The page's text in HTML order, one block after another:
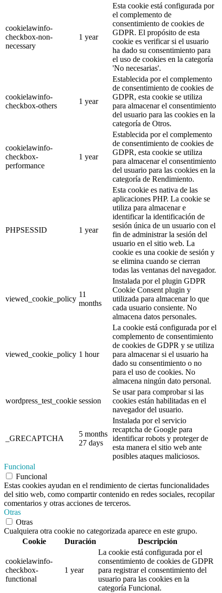
cookielawinfo-
checkbox-non-
necessary
1 year
Esta cookie está configurada por
el complemento de
consentimiento de cookies de
GDPR. El propósito de esta
cookie es verificar si el usuario
ha dado su consentimiento para
el uso de cookies en la categoría
'No necesarias'.
cookielawinfo-
checkbox-others
1 year
Establecida por el complemento
de consentimiento de cookies de
GDPR, esta cookie se utiliza
para almacenar el consentimiento
del usuario para las cookies en la
categoría de Otros.
cookielawinfo-
checkbox-
performance
1 year
Establecida por el complemento
de consentimiento de cookies de
GDPR, esta cookie se utiliza
para almacenar el consentimiento
del usuario para las cookies en la
categoría de Rendimiento.
PHPSESSID 1 year
Esta cookie es nativa de las
aplicaciones PHP. La cookie se
utiliza para almacenar e
identificar la identificación de
sesión única de un usuario con el
fin de administrar la sesión del
usuario en el sitio web. La
cookie es una cookie de sesión y
se elimina cuando se cierran
todas las ventanas del navegador.
viewed_cookie_policy
11
months
Instalada por el plugin GDPR
Cookie Consent plugin y
utilizada para almacenar lo que
cada usuario consiente. No
almacena datos personales.
viewed_cookie_policy 1 hour
La cookie está configurada por el
complemento de consentimiento
de cookies de GDPR y se utiliza
para almacenar si el usuario ha
dado su consentimiento o no
para el uso de cookies. No
almacena ningún dato personal.
wordpress_test_cookie session
Se usar para comprobar si las
cookies están habilitadas en el
navegador del usuario.
_GRECAPTCHA
5 months
27 days
Instalada por el servicio
recaptcha de Google para
identificar robots y proteger de
esta manera el sitio web ante
posibles ataques maliciosos.
Funcional
Funcional
Estas cookies ayudan en el rendimiento de ciertas funcionalidades
del sitio web, como compartir contenido en redes sociales, recopilar
comentarios y otras acciones de terceros.
Otras
Otras
Cualquiera otra cookie no categorizada aparece en este grupo.
Cookie
Duración Descripción
cookielawinfo-
checkbox-
functional
1 year
La cookie está configurada por el
consentimiento de cookies de GDPR
para registrar el consentimiento del
usuario para las cookies en la
categoría Funcional.